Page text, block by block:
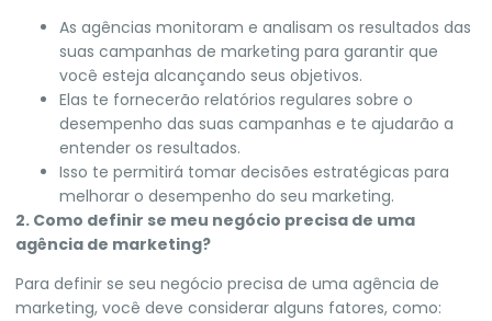
As agências monitoram e analisam os resultados das
suas campanhas de marketing para garantir que
você esteja alcançando seus objetivos.
Elas te fornecerão relatórios regulares sobre o
desempenho das suas campanhas e te ajudarão a
entender os resultados.
Isso te permitirá tomar decisões estratégicas para
melhorar o desempenho do seu marketing.
2. Como definir se meu negócio precisa de uma
agência de marketing?
Para definir se seu negócio precisa de uma agência de
marketing, você deve considerar alguns fatores, como: